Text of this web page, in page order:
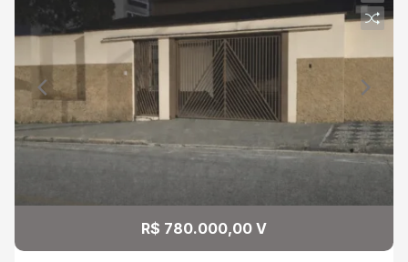
09
Aug/Sun
10
11
Aug/Tue
Continuar
R$ 780.000,00 V